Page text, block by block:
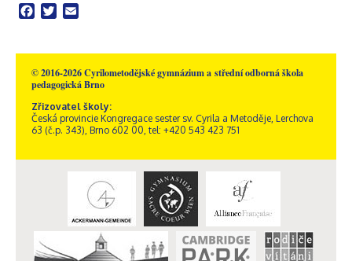
Facebook
Twitter
© 2016-2026 Cyrilometodějské gymnázium a střední odborná škola
pedagogická Brno
Zřizovatel školy:
Česká provincie Kongregace sester sv. Cyrila a Metoděje, Lerchova
63 (č.p. 343), Brno 602 00, tel: +420 543 423 751